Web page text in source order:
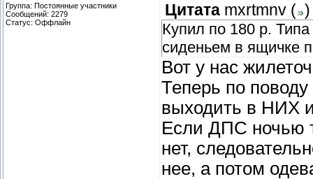
Группа: Постоянные участники
Сообщений: 2279
Статус: Оффлайн
Цитата mxrtmnv ( )
Купил по 180 р.
сиденьем в ящичке
Вот у нас
Теперь по
выходить в НИХ
Если ДПС ночью
нет,
нее, а потом